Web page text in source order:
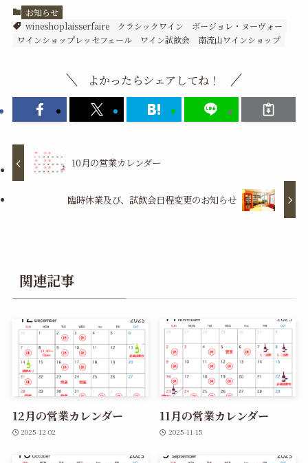
お知らせ
wineshoplaisserfaire
クラシックワイン
ボージョレ・ヌーヴォー
ワインショップレッセフェール
ワイン試飲会 南流山ワインショップ
よかったらシェアしてね！
10月の営業カレンダー
臨時休業及び、試飲会日程変更のお知らせ
関連記事
12月の営業カレンダー
2025-12-02
11月の営業カレンダー
2025-11-15